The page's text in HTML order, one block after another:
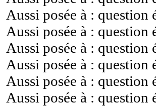
Aussi posée à : question
Aussi posée à : question
Aussi posée à : question
Aussi posée à : question
Aussi posée à : question
Aussi posée à : question